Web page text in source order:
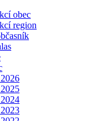
obec
region